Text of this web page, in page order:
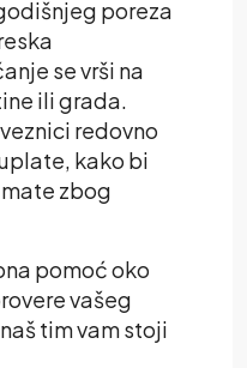
poreza
se vrši na
ili grada.
redovno
kako bi
zbog
pomoć oko
vašeg
tim vam stoji